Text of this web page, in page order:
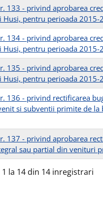
133 - privind aprobarea
Husi, pentru perioada 2015-
134 - privind aprobarea
Husi, pentru perioada 2015-
135 - privind aprobarea
Husi, pentru perioada 2015-
136 - privind rectificarea
si subventii primite de
137 - privind aprobarea
sau partial din venituri
la 14 din 14 inregistrari